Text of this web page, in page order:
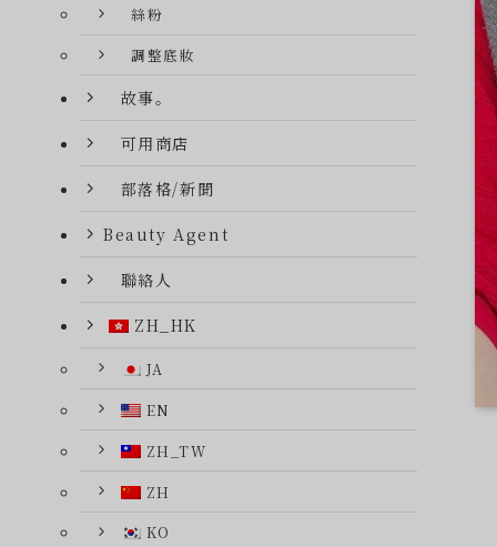
絲粉
調整底妝
故事。
可用商店
部落格/新聞
Beauty Agent
聯絡人
ZH_HK
JA
EN
ZH_TW
ZH
KO